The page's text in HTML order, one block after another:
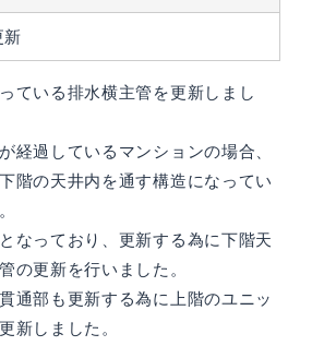
新
ている排水横主管を更新しまし
経過しているマンションの場合、
階の天井内を通す構造になってい
なっており、更新する為に下階天
の更新を行いました。
通部も更新する為に上階のユニッ
新しました。